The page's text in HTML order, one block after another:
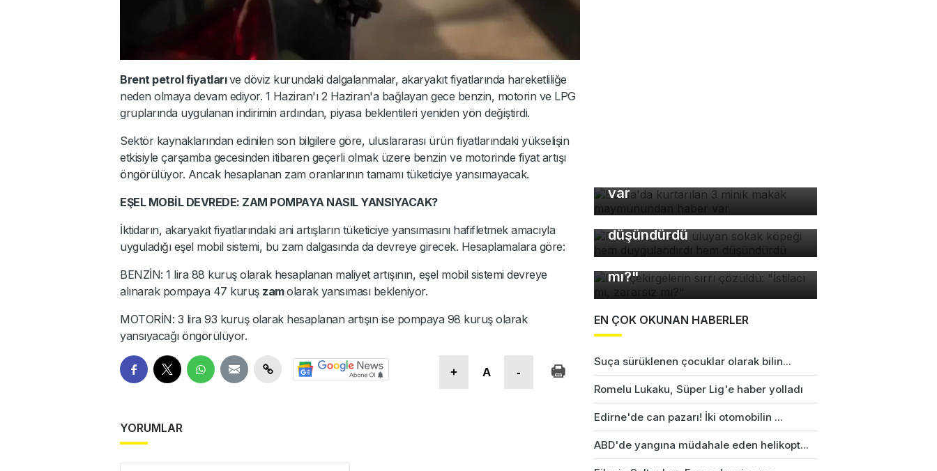
Brent petrol fiyatlarıve döviz kurundaki dalgalanmalar, akaryakıt fiyatlarında hareketliliğe
neden olmaya devam ediyor. 1 Haziran'ı 2 Haziran'a bağlayan gece benzin, motorin ve LPG
gruplarında uygulanan indirimin ardından, piyasa beklentileri yeniden yön değiştirdi.
Sektör kaynaklarından edinilen son bilgilere göre, uluslararası ürün fiyatlarındaki yükselişin
etkisiyle çarşamba gecesinden itibaren geçerli olmak üzere benzin ve motorinde fiyat artışı
öngörülüyor. Ancak hesaplanan zam oranlarının tamamı tüketiciye yansımayacak.
EŞEL MOBİL DEVREDE: ZAM POMPAYA NASIL YANSIYACAK?
İktidarın, akaryakıt fiyatlarındaki ani artışların tüketiciye yansımasını hafifletmek amacıyla
uyguladığı eşel mobil sistemi, bu zam dalgasında da devreye girecek. Hesaplamalara göre:
BENZİN: 1 lira 88 kuruş olarak hesaplanan maliyet artışının, eşel mobil sistemi devreye
alınarak pompaya 47 kuruş zamolarak yansıması bekleniyor.
MOTORİN: 3 lira 93 kuruş olarak hesaplanan artışın ise pompaya 98 kuruş olarak
yansıyacağı öngörülüyor.
+ A -
YORUMLAR
var
Bursa'da ezana uluyan
sokak köpeği hem
duygulandırdı hem
düşündürdü
Dev çekirgelerin sırrı
çözüldü: "İstilacı mı, zararsız
mı?"
EN ÇOK OKUNAN HABERLER
Suça sürüklenen çocuklar olarak bilin...
Romelu Lukaku, Süper Lig'e haber yolladı
Edirne'de can pazarı! İki otomobilin ...
ABD'de yangına müdahale eden helikopt...